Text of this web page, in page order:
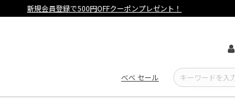
【重要】熊本地震による遅延可能性について
べべ セール